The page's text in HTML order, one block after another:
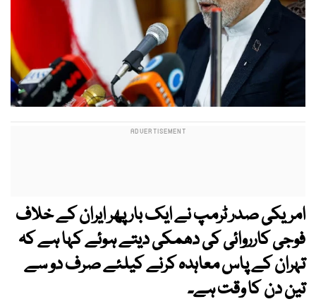
امریکی صدر ٹرمپ نے ایک بار پھر ایران کے خلاف
فوجی کارروائی کی دھمکی دیتے ہوئے کہا ہے کہ
تہران کے پاس معاہدہ کرنے کیلئے صرف دو سے
تین دن کا وقت ہے۔